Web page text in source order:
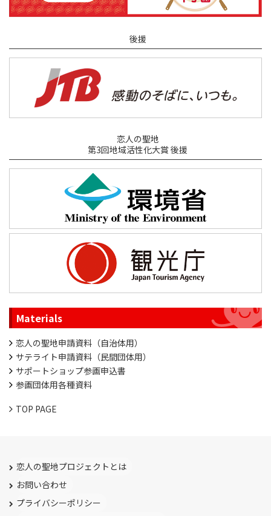
後援
恋人の聖地
第3回地域活性化大賞 後援
Materials
恋人の聖地申請資料（自治体用）
サテライト申請資料（民間団体用）
サポートショップ参画申込書
参画団体用各種資料
TOP PAGE
恋人の聖地プロジェクトとは
お問い合わせ
プライバシーポリシー